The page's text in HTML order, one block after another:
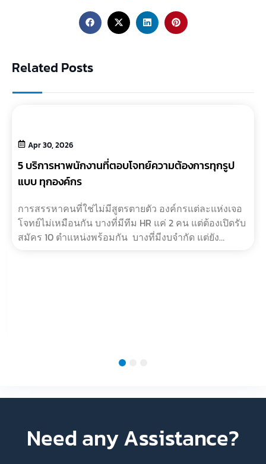
Related Posts
5 บริการหาพนักงานที่ตอบโจทย์ความต้องการทุกรูป
โจทย์ไม่เหมือนกัน บางที่มีทีม HR แค่ 2 คน แต่ต้องเปิดรับ
สมัคร 10 ตำแหน่งพร้อมกัน บางที่มีงบจำกัด แต่ยัง